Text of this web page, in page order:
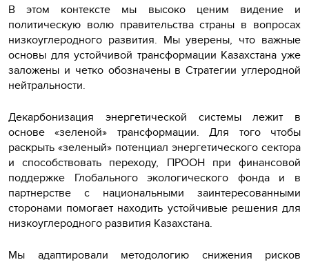
В этом контексте мы высоко ценим видение и
политическую волю правительства страны в вопросах
низкоуглеродного развития. Мы уверены, что важные
основы для устойчивой трансформации Казахстана уже
заложены и четко обозначены в Стратегии углеродной
нейтральности.
Декарбонизация энергетической системы лежит в
основе «зеленой» трансформации. Для того чтобы
раскрыть «зеленый» потенциал энергетического сектора
и способствовать переходу, ПРООН при финансовой
поддержке Глобального экологического фонда и в
партнерстве с национальными заинтересованными
сторонами помогает находить устойчивые решения для
низкоуглеродного развития Казахстана.
Мы адаптировали методологию снижения рисков